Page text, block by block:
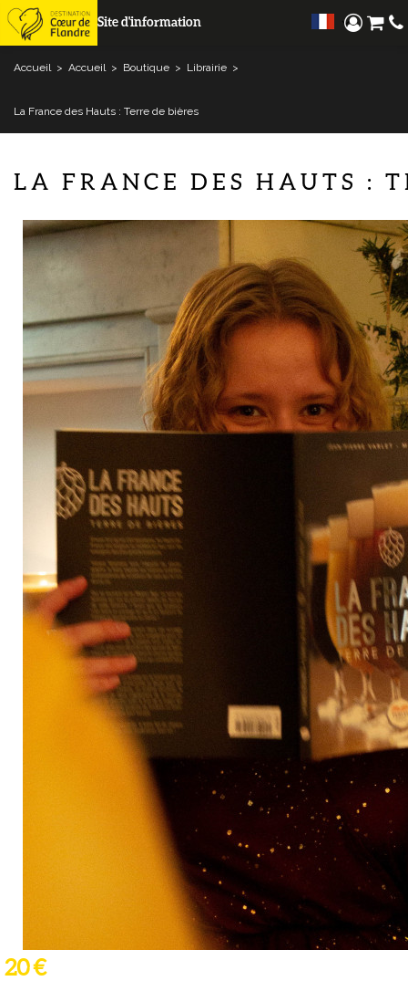
Site d'information
Accueil > Accueil > Boutique > Librairie >
La France des Hauts : Terre de bières
LA FRANCE DES HAUTS :
20 €